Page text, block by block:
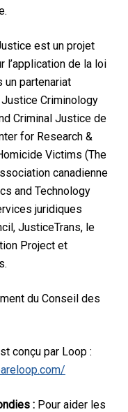
est un projet
l’application de la loi
un partenariat
Criminology
Criminal Justice de
for Research &
Victims (The
canadienne
and Technology
juridiques
JusticeTrans, le
Project et
du Conseil des
conçu par Loop :
:Pour aider les